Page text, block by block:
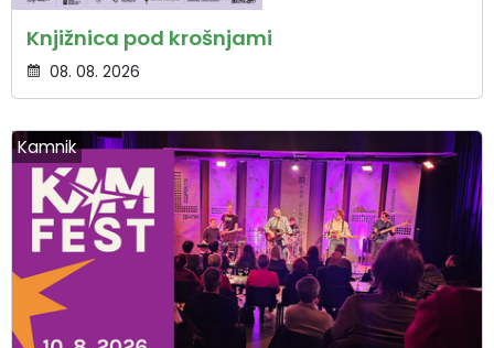
Knjižnica pod krošnjami
08. 08. 2026
Kamnik